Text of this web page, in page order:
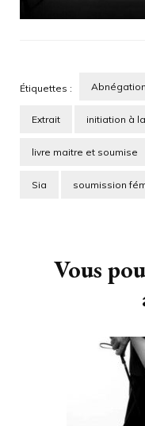
Étiquettes : Abnégation
Extrait initiation à
livre maitre et soumise
Sia soumission
Vous